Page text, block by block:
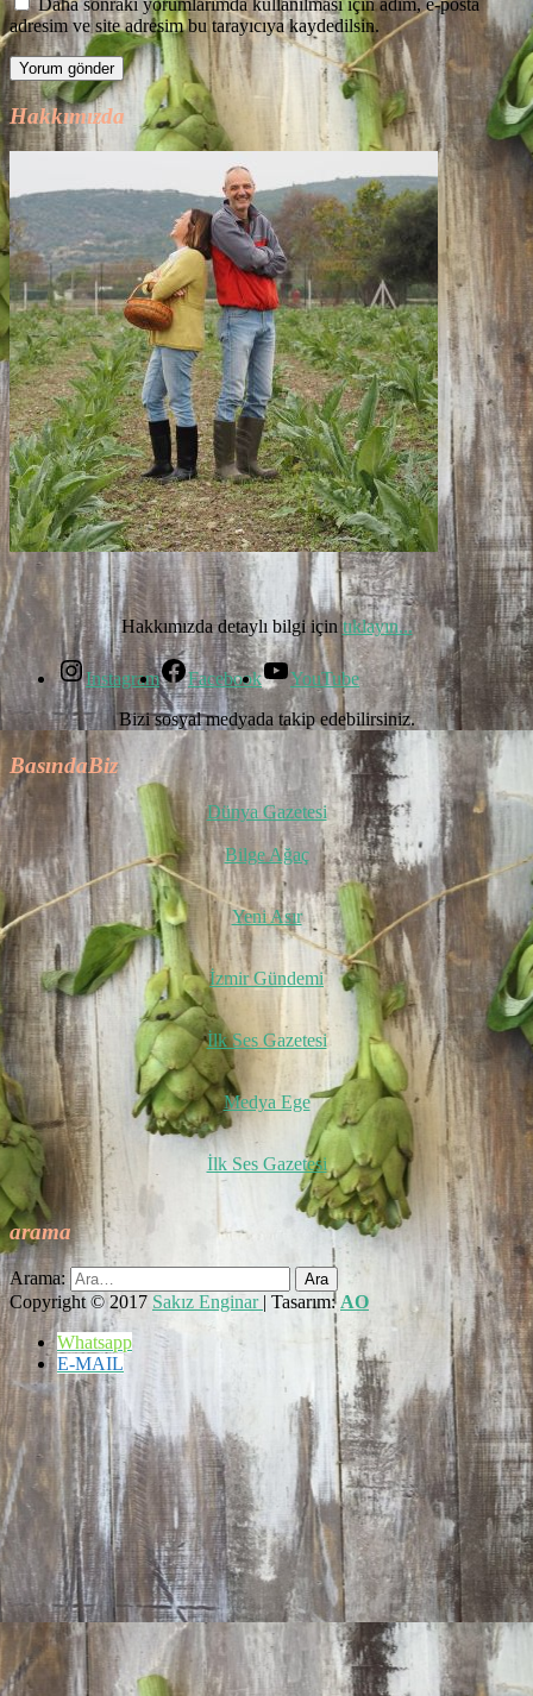
Daha sonraki yorumlarımda kullanılması için adım, e-posta
adresim ve site adresim bu tarayıcıya kaydedilsin.
Hakkımızda
Hakkımızda detaylı bilgi içintıklayın...
Instagram Facebook
YouTube
Bizi sosyal medyada takip edebilirsiniz.
BasındaBiz
Dünya Gazetesi
Bilge Ağaç
Yeni Asır
İzmir Gündemi
İlk Ses Gazetesi
Medya Ege
İlk Ses Gazetesi
arama
Arama:
Copyright © 2017 Sakız Enginar | Tasarım: AO
Whatsapp
E-MAIL